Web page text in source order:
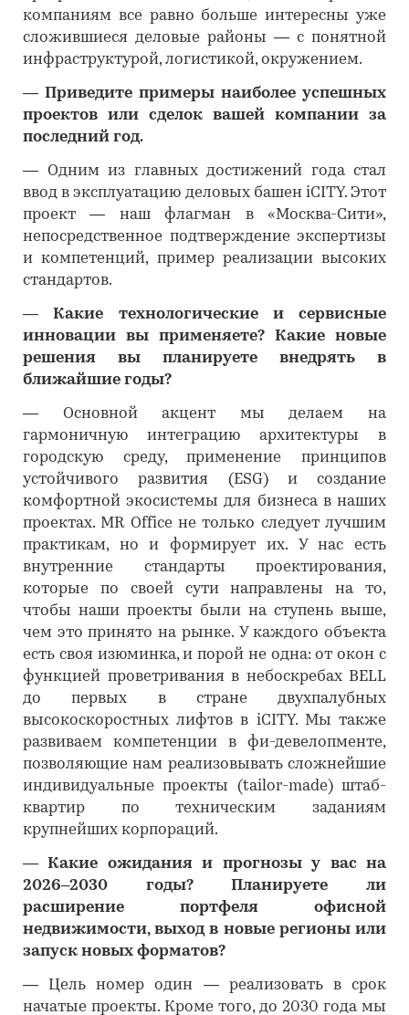
компаниям все равно больше интересны уже
сложившиеся деловые районы — с понятной
инфраструктурой, логистикой, окружением.
― Приведите примеры наиболее успешных
проектов или сделок вашей компании за
последний год.
― Одним из главных достижений года стал
ввод в эксплуатацию деловых башен iCITY. Этот
проект — наш флагман в «Москва-Сити»,
непосредственное подтверждение экспертизы
и компетенций, пример реализации высоких
стандартов.
―Какие технологические и сервисные
инновации вы применяете? Какие новые
решения вы планируете внедрять в
ближайшие годы?
― Основной акцент мы делаем на
гармоничную интеграцию архитектуры в
городскую среду, применение принципов
устойчивого развития (ESG) и создание
комфортной экосистемы для бизнеса в наших
проектах. MR Office не только следует лучшим
практикам, но и формирует их. У нас есть
внутренние стандарты проектирования,
которые по своей сути направлены на то,
чтобы наши проекты были на ступень выше,
чем это принято на рынке. У каждого объекта
есть своя изюминка, и порой не одна: от окон с
функцией проветривания в небоскребах BELL
до первых в стране двухпалубных
высокоскоростных лифтов в iСITY. Мы также
развиваем компетенции в фи-девелопменте,
позволяющие нам реализовывать сложнейшие
индивидуальные проекты (tailor-made) штаб-
квартир по техническим заданиям
крупнейших корпораций.
―Какие ожидания и прогнозы у вас на
2026–2030 годы? Планируете ли
расширение портфеля офисной
недвижимости, выход в новые регионы или
запуск новых форматов?
― Цель номер один — реализовать в срок
начатые проекты. Кроме того, до 2030 года мы